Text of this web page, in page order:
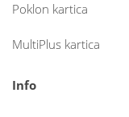
Poklon kartica
MultiPlus kartica
Info